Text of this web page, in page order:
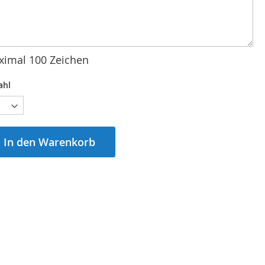
100 Zeichen
In den Warenkorb